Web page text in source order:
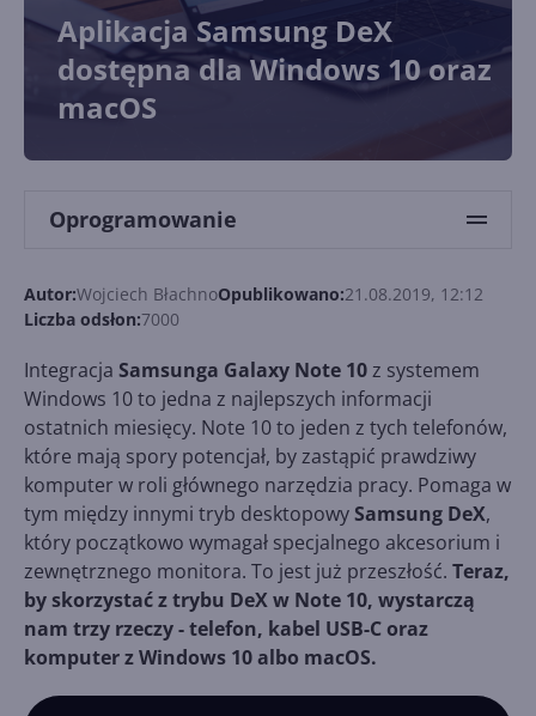
Aplikacja Samsung DeX
dostępna dla Windows 10 oraz
macOS
Oprogramowanie
Autor:Wojciech BłachnoOpublikowano:21.08.2019, 12:12
Liczba odsłon:7000
Integracja Samsunga Galaxy Note 10z systemem
Windows 10 to jedna z najlepszych informacji
ostatnich miesięcy. Note 10 to jeden z tych telefonów,
które mają spory potencjał, by zastąpić prawdziwy
komputer w roli głównego narzędzia pracy. Pomaga w
tym między innymi tryb desktopowySamsung DeX,
który początkowo wymagał specjalnego akcesorium i
zewnętrznego monitora. To jest już przeszłość. Teraz,
by skorzystać z trybu DeX w Note 10, wystarczą
nam trzy rzeczy - telefon, kabel USB-C oraz
komputer z Windows 10 albo macOS.